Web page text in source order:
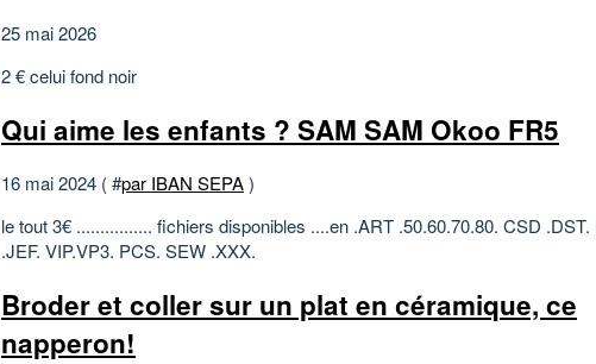
25 mai 2026
2 € celui fond noir
Qui aime les enfants ? SAM SAM Okoo FR5
16 mai 2024 ( #par IBAN SEPA)
le tout 3€ ................ fichiers disponibles ....en .ART .50.60.70.80. CSD
.JEF. VIP.VP3. PCS. SEW .XXX.
Broder et coller sur un plat en céramique, ce
napperon!